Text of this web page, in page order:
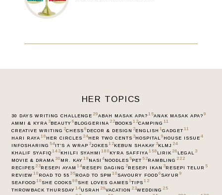
HER TOPICS
30 DAYS WRITING CHALLENGE 29ABAH MASAK APA? 15ANAK MASAK APA? 9
AMMI & KYRA 3BEAUTY 6 BLOGGERINA 22BOOKS 12CAMPING 11
CREATIVE WRITING 2CHESS 6 DECOR & DESIGN 2ENGLISH 1GADGET 11
HARI RAYA 16 HER CIRCLES 24HER TWO CENTS 3HOSPITAL9 HOUSE ISSUE 4
INFOSHARING 54IT’S A WRAP 3JOKES 12KEBUN SHAKAY 3KLMJ 24
KHALIF SYAFIQ 142KHILFI SYAHMI 180 KYRA SAFFIYA 158 LIRIK 26 LEGAL3
MOVIE & DRAMA 30 MR. KAY 19 NASI 4NOODLES 5PET 52RAMBLING 222
RECIPES 23RESEPI AYAM 14RESEPI DAGING 2RESEPI IKAN 3RESEPI TELUR 5
REVIEW 10 ROAD TO 55 35ROAD TO SPM 10 SAVOURY FOOD 6 SAYUR 9
SEAFOOD 10 SHE COOKS 98 SHE LOVES GAMES 1TIPS 12
THROWBACK THURSDAY 14USRAH 29VACATION 22WEDDING 25